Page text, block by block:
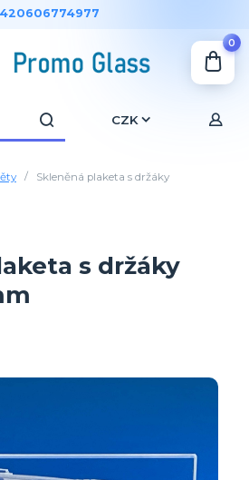
CZK
0
Skleněná plaketa s držáky
s držáky